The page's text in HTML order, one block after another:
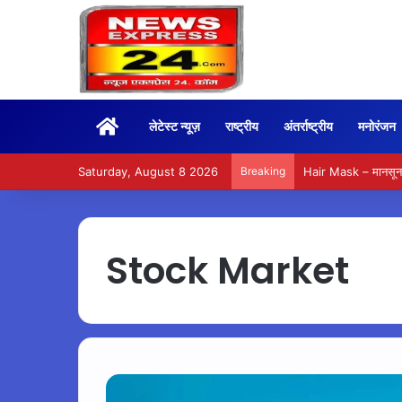
Homeलेटेस्ट न्यूज़ राष्ट्रीय अंतर्राष्ट्रीय मनोरंजन
Saturday, August 8 2026 Breaking Hair Mask –
Stock Market